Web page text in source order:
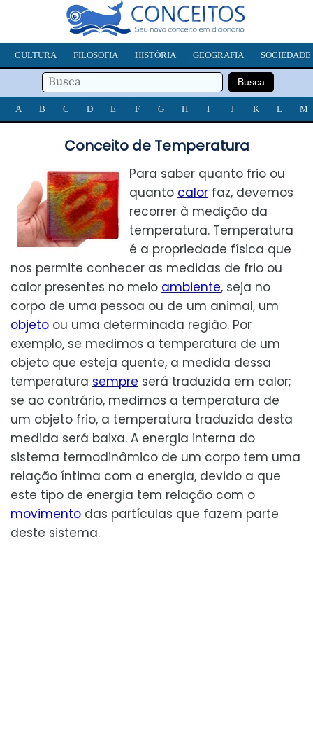
CULTURA FILOSOFIA HISTÓRIA GEOGRAFIA SOCIEDADE
A B C D E F G H I J K L M
Conceito de Temperatura
Para saber quanto frio ou
quanto calor faz, devemos
recorrer à medição da
temperatura. Temperatura
é a propriedade física que
nos permite conhecer as medidas de frio ou
calor presentes no meio ambiente, seja no
corpo de uma pessoa ou de um animal, um
objeto ou uma determinada região. Por
exemplo, se medimos a temperatura de um
objeto que esteja quente, a medida dessa
temperatura sempre será traduzida em calor;
se ao contrário, medimos a temperatura de
um objeto frio, a temperatura traduzida desta
medida será baixa. A energia interna do
sistema termodinâmico de um corpo tem uma
relação íntima com a energia, devido a que
este tipo de energia tem relação com o
movimento das partículas que fazem parte
deste sistema.